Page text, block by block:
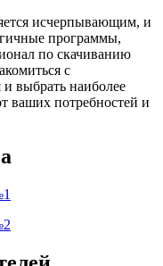
исчерпывающим, и
программы,
по скачиванию
с
выбрать наиболее
ваших потребностей и